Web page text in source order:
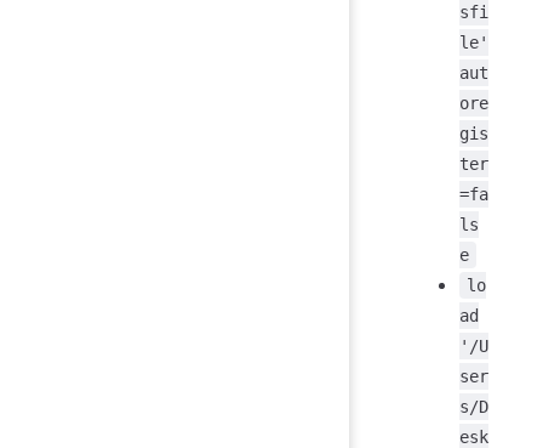
sfi
le'
aut
ore
gis
ter
=fa
ls
e
lo
ad
'/U
ser
s/D
esk